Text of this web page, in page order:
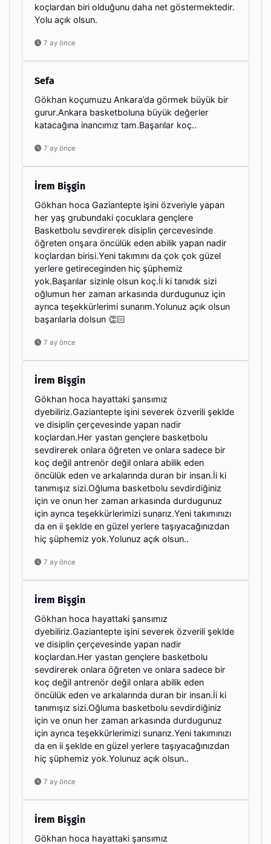
koçlardan biri olduğunu daha net göstermektedir.
Yolu açık olsun.
7 ay önce
Sefa
Gökhan koçumuzu Ankara’da görmek büyük bir
gurur.Ankara basketboluna büyük değerler
katacağına inancımız tam.Başarılar koç..
7 ay önce
İrem Bişgin
Gökhan hoca Gaziantepte işini özveriyle yapan
her yaş grubundaki çocuklara gençlere
Basketbolu sevdirerek disiplin çercevesinde
öğreten onşara öncülük eden abilik yapan nadir
koçlardan birisi.Yeni takımını da çok çok güzel
yerlere getireceginden hiç şüphemiz
yok.Başarılar sizinle olsun koç.İi ki tanıdık sizi
oğlumun her zaman arkasında durdugunuz için
ayrıca teşekkürlerimi sunarım.Yolunuz açık olsun
başarılarla dolsun 👏🏻
7 ay önce
İrem Bişgin
Gökhan hoca hayattaki şansımız
dyebiliriz.Gaziantepte işini severek özverili şeklde
ve disiplin çerçevesinde yapan nadir
koçlardan.Her yastan gençlere basketbolu
sevdirerek onlara öğreten ve onlara sadece bir
koç değil antrenör değil onlara abilik eden
öncülük eden ve arkalarında duran bir insan.İi ki
tanımışız sizi.Oğluma basketbolu sevdirdiğiniz
için ve onun her zaman arkasında durdugunuz
için ayrıca teşekkürlerimizi sunarız.Yeni takımınızı
da en ii şeklde en güzel yerlere taşıyacağınızdan
hiç şüphemiz yok.Yolunuz açık olsun..
7 ay önce
İrem Bişgin
Gökhan hoca hayattaki şansımız
dyebiliriz.Gaziantepte işini severek özverili şeklde
ve disiplin çerçevesinde yapan nadir
koçlardan.Her yastan gençlere basketbolu
sevdirerek onlara öğreten ve onlara sadece bir
koç değil antrenör değil onlara abilik eden
öncülük eden ve arkalarında duran bir insan.İi ki
tanımışız sizi.Oğluma basketbolu sevdirdiğiniz
için ve onun her zaman arkasında durdugunuz
için ayrıca teşekkürlerimizi sunarız.Yeni takımınızı
da en ii şeklde en güzel yerlere taşıyacağınızdan
hiç şüphemiz yok.Yolunuz açık olsun..
7 ay önce
İrem Bişgin
Gökhan hoca hayattaki şansımız